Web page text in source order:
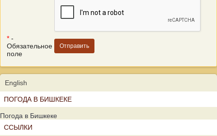
* -
Обязательное
поле
English
ПОГОДА В БИШКЕКЕ
Погода в Бишкеке
ССЫЛКИ